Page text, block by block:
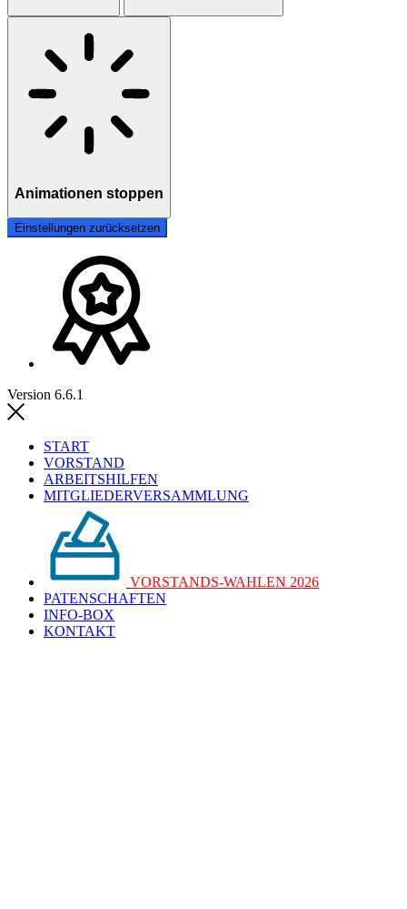
Animationen stoppen
Einstellungen zurücksetzen
Version 6.6.1
START
VORSTAND
ARBEITSHILFEN
MITGLIEDERVERSAMMLUNG
VORSTANDS-WAHLEN 2026
PATENSCHAFTEN
INFO-BOX
KONTAKT